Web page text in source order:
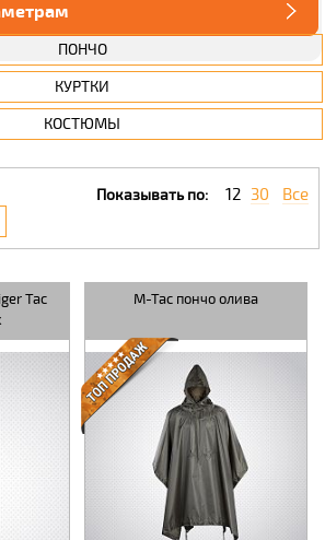
ПОНЧО
КУРТКИ
КОСТЮМЫ
Показывать по: 12 30 Все
Tac
M-Tac пончо олива